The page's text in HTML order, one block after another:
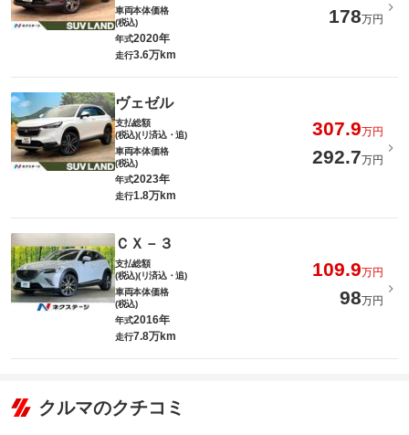
車両本体価格
(税込)
178万円
年式2020年
走行3.6万km
ヴェゼル
支払総額
(税込)(リ済込・追)
307.9万円
車両本体価格
(税込)
292.7万円
年式2023年
走行1.8万km
ＣＸ－３
支払総額
(税込)(リ済込・追)
109.9万円
車両本体価格
(税込)
98万円
年式2016年
走行7.8万km
クルマのクチコミ